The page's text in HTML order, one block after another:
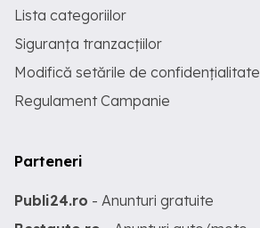
Lista categoriilor
Siguranța tranzacțiilor
Modifică setările de confidențialitate
Regulament Campanie
Parteneri
Publi24.ro - Anunturi gratuite